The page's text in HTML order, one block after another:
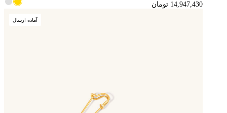
14,947,430 تومان
آماده ارسال